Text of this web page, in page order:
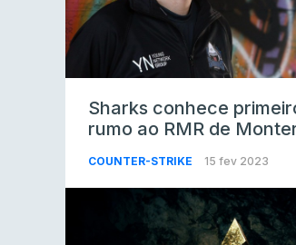
Sharks conhece
rumo ao RMR de
COUNTER-STRIKE 15 fev 2023